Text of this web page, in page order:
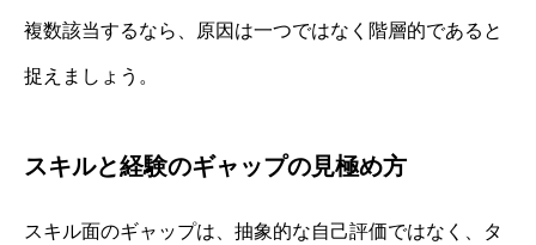
複数該当するなら、原因は一つではなく階層的であると
捉えましょう。
スキルと経験のギャップの見極め方
スキル面のギャップは、抽象的な自己評価ではなく、タ